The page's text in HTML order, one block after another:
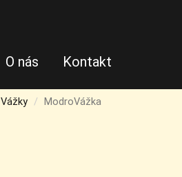
O nás Kontakt
Vážky ModroVážka